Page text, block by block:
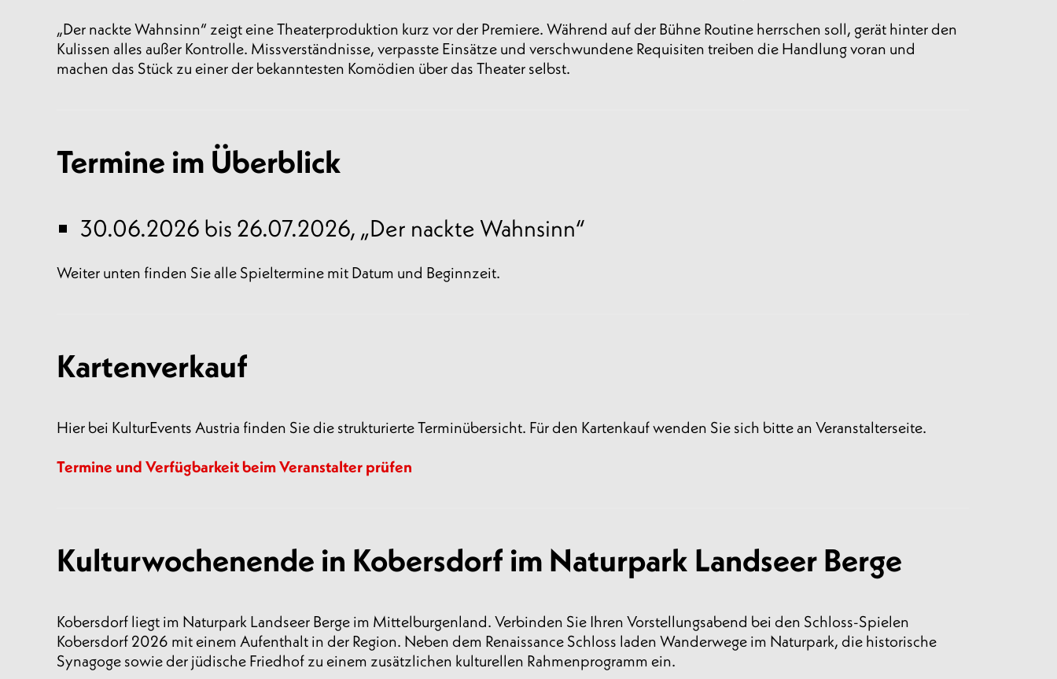
„Der nackte Wahnsinn“ zeigt eine Theaterproduktion kurz vor der Premiere. Während auf der Bühne Routine herrschen soll, gerät hinter den
Kulissen alles außer Kontrolle. Missverständnisse, verpasste Einsätze und verschwundene Requisiten treiben die Handlung voran und
machen das Stück zu einer der bekanntesten Komödien über das Theater selbst.
Termine im Überblick
30.06.2026 bis 26.07.2026, „Der nackte Wahnsinn“
Weiter unten finden Sie alle Spieltermine mit Datum und Beginnzeit.
Kartenverkauf
Hier bei KulturEvents Austria finden Sie die strukturierte Terminübersicht. Für den Kartenkauf wenden Sie sich bitte an Veranstalterseite.
Termine und Verfügbarkeit beim Veranstalter prüfen
Kulturwochenende in Kobersdorf im Naturpark Landseer Berge
Kobersdorf liegt im Naturpark Landseer Berge im Mittelburgenland. Verbinden Sie Ihren Vorstellungsabend bei den Schloss-Spielen
Kobersdorf 2026 mit einem Aufenthalt in der Region. Neben dem Renaissance Schloss laden Wanderwege im Naturpark, die historische
Synagoge sowie der jüdische Friedhof zu einem zusätzlichen kulturellen Rahmenprogramm ein.